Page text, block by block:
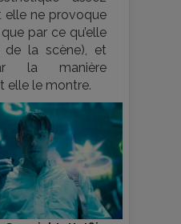
elle ne provoque
par ce qu’elle
de la scène), et
la manière
elle le montre.